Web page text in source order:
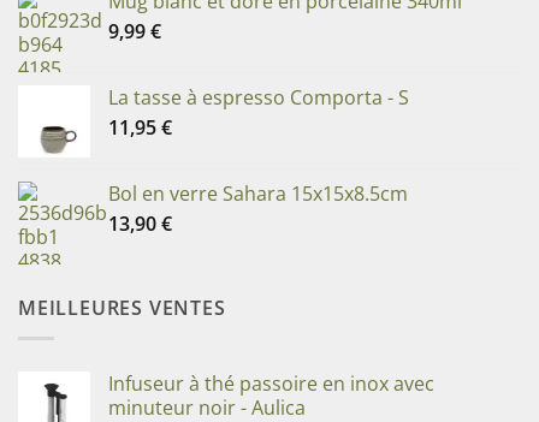
9,99€
La tasse à espresso Comporta - S
11,95€
Bol en verre Sahara 15x15x8.5cm
13,90€
MEILLEURES VENTES
Infuseur à thé passoire en inox avec
minuteur noir - Aulica